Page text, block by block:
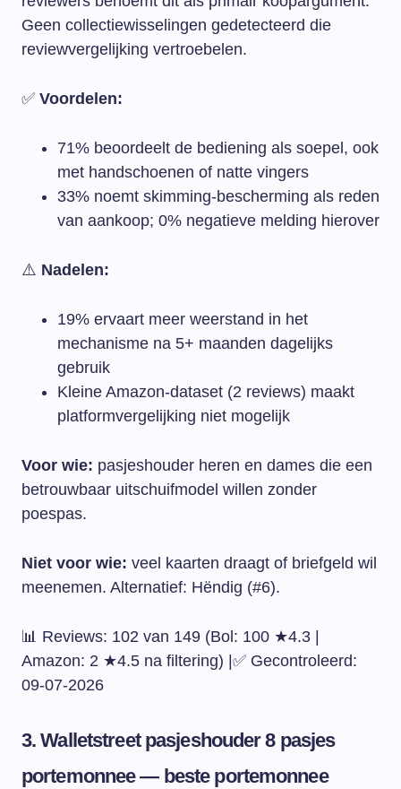
Geen collectiewisselingen gedetecteerd die
reviewvergelijking vertroebelen.
✅ Voordelen:
71% beoordeelt de bediening als soepel, ook
met handschoenen of natte vingers
33% noemt skimming-bescherming als reden
van aankoop; 0% negatieve melding hierover
⚠️ Nadelen:
19% ervaart meer weerstand in het
mechanisme na 5+ maanden dagelijks
gebruik
Kleine Amazon-dataset (2 reviews) maakt
platformvergelijking niet mogelijk
Voor wie: pasjeshouder heren en dames die een
betrouwbaar uitschuifmodel willen zonder
poespas.
Niet voor wie: veel kaarten draagt of briefgeld wil
meenemen. Alternatief: Hëndig (#6).
📊 Reviews: 102 van 149 (Bol: 100 ★4.3 |
Amazon: 2 ★4.5 na filtering) |✅ Gecontroleerd:
09-07-2026
3. Walletstreet pasjeshouder 8 pasjes
portemonnee — beste portemonnee